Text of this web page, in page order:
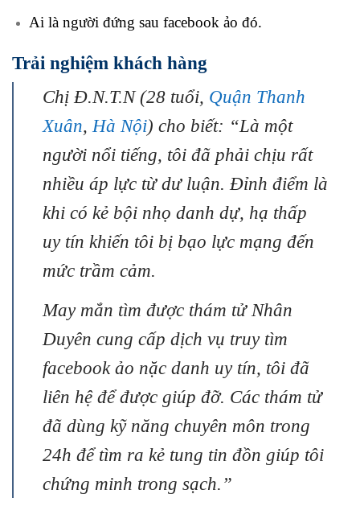
Ai là người đứng sau facebook ảo đó.
Trải nghiệm khách hàng
Chị Đ.N.T.N (28 tuổi, Quận Thanh
Xuân, Hà Nội) cho biết: “Là một
người nổi tiếng, tôi đã phải chịu rất
nhiều áp lực từ dư luận. Đỉnh điểm là
khi có kẻ bội nhọ danh dự, hạ thấp
uy tín khiến tôi bị bạo lực mạng đến
mức trầm cảm.
May mắn tìm được thám tử Nhân
Duyên cung cấp dịch vụ truy tìm
facebook ảo nặc danh uy tín, tôi đã
liên hệ để được giúp đỡ. Các thám tử
đã dùng kỹ năng chuyên môn trong
24h để tìm ra kẻ tung tin đồn giúp tôi
chứng minh trong sạch.”